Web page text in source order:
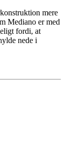
mere
Mediano er med
fordi, at
nede i